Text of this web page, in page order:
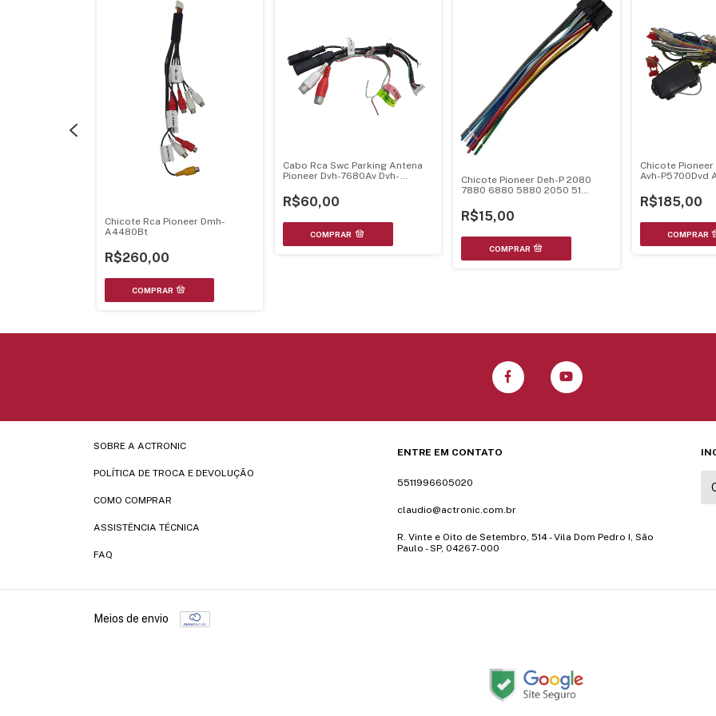
Chicote Rca Pioneer Dmh-
A4480Bt
R$260,00
Cabo Rca Swc Parking Antena
Pioneer Dvh-7680Av Dvh-
Soldar Interno
R$60,00
Chicote Pioneer Deh-P 2080
7880 6880 5880 2050 51
Baixo )
R$15,00
Chicote
Avh-P5700Dvd
Negativo
R$185,00
SOBRE A ACTRONIC
POLÍTICA DE TROCA E DEVOLUÇÃO
COMO COMPRAR
ASSISTÊNCIA TÉCNICA
FAQ
ENTRE EM CONTATO
5511996605020
claudio@actronic.com.br
R. Vinte e Oito de Setembro, 514 - Vila Dom Pedro I, São
Paulo - SP, 04267-000
Meios de envio